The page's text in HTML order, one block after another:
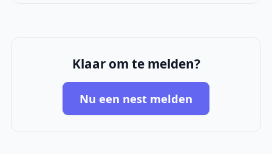
Klaar om te melden?
Nu een nest melden